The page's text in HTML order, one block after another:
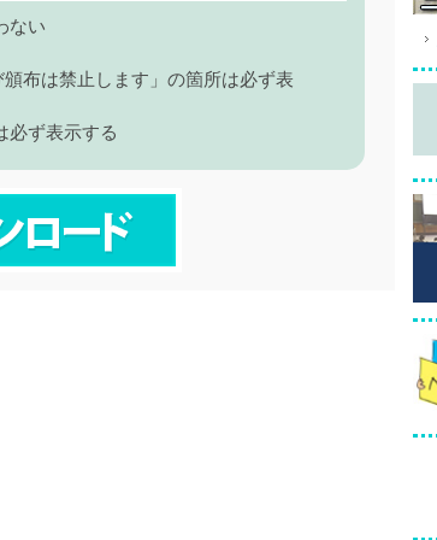
ない
布は禁止します」の箇所は必ず表
必ず表示する